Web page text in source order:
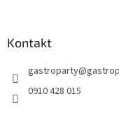
Kontakt
gastroparty@
0910 428 015